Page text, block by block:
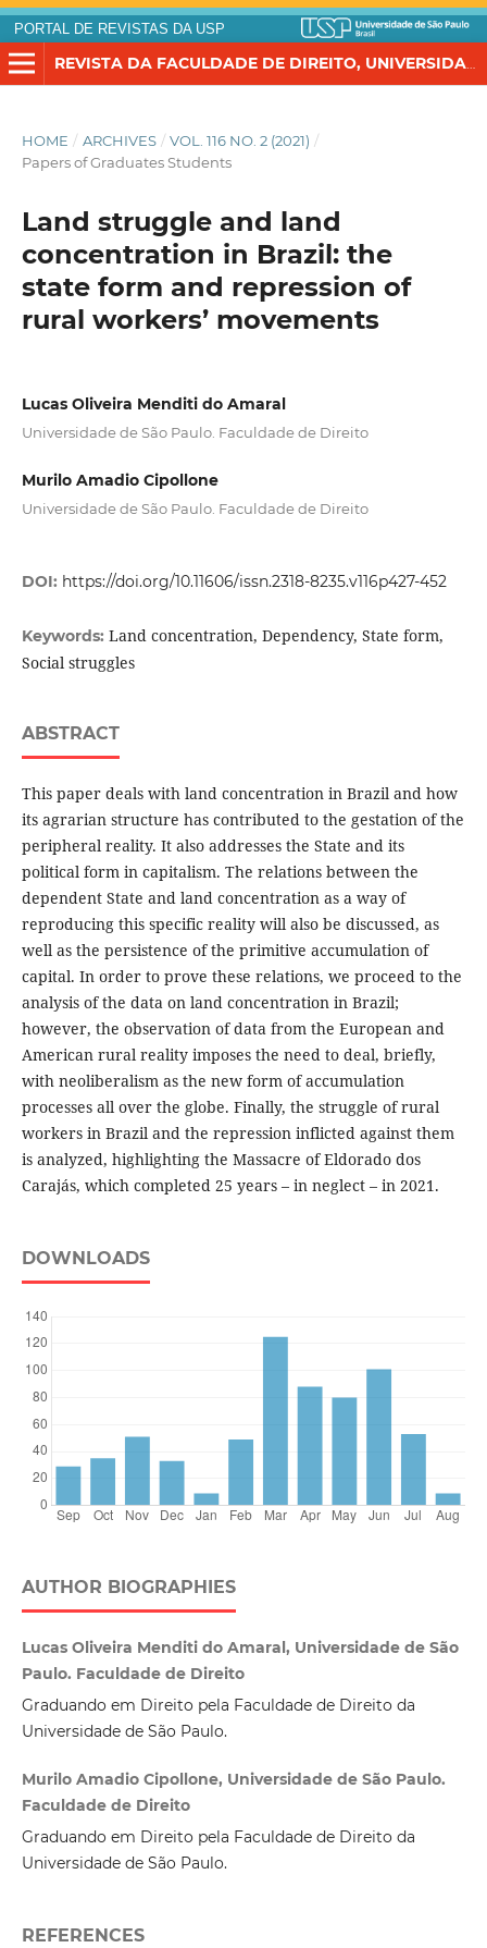
PORTAL DE REVISTAS DA USP
REVISTA DA FACULDADE DE DIREITO, UNIVERSIDADE DE SÃO PAULO
HOME / ARCHIVES / VOL. 116 NO. 2 (2021) /
Papers of Graduates Students
Land struggle and land
concentration in Brazil: the
state form and repression of
rural workers’ movements
Lucas Oliveira Menditi do Amaral
Universidade de São Paulo. Faculdade de Direito
Murilo Amadio Cipollone
Universidade de São Paulo. Faculdade de Direito
DOI: https://doi.org/10.11606/issn.2318-8235.v116p427-452
Keywords: Land concentration, Dependency, State form,
Social struggles
ABSTRACT
This paper deals with land concentration in Brazil and how
its agrarian structure has contributed to the gestation of the
peripheral reality. It also addresses the State and its
political form in capitalism. The relations between the
dependent State and land concentration as a way of
reproducing this specific reality will also be discussed, as
well as the persistence of the primitive accumulation of
capital. In order to prove these relations, we proceed to the
analysis of the data on land concentration in Brazil;
however, the observation of data from the European and
American rural reality imposes the need to deal, briefly,
with neoliberalism as the new form of accumulation
processes all over the globe. Finally, the struggle of rural
workers in Brazil and the repression inflicted against them
is analyzed, highlighting the Massacre of Eldorado dos
Carajás, which completed 25 years – in neglect – in 2021.
DOWNLOADS
AUTHOR BIOGRAPHIES
Lucas Oliveira Menditi do Amaral, Universidade de São
Paulo. Faculdade de Direito
Graduando em Direito pela Faculdade de Direito da
Universidade de São Paulo.
Murilo Amadio Cipollone, Universidade de São Paulo.
Faculdade de Direito
Graduando em Direito pela Faculdade de Direito da
Universidade de São Paulo.
REFERENCES